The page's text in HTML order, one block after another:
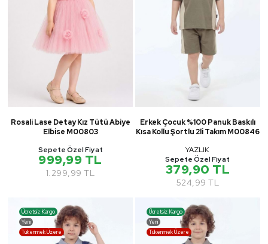
Rosali Lase Detay Kız Tütü Abiye
Elbise M00803
Sepete Özel Fiyat
999,99 TL
1.299,99 TL
Erkek Çocuk %100 Panuk Baskılı
Kısa Kollu Şortlu 2li Takım M00846
YAZLIK
Sepete Özel Fiyat
379,90 TL
524,99 TL
Ücretsiz Kargo
Yeni
Tükenmek Üzere
Ücretsiz Kargo
Yeni
Tükenmek Üzere